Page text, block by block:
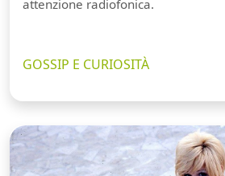
attenzione radiofonica.
GOSSIP E CURIOSITÀ